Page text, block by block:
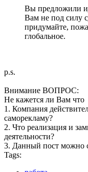
Вы предложили
Вам не под силу
придумайте,
глобальное.
p.s.
Внимание ВОПРОС:
Не кажется ли Вам что
1. Компания
саморекламу?
2. Что реализация и
деятельности?
3. Данный пост можно
Tags: